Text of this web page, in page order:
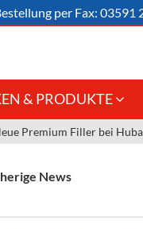
per Fax: 03591
Gastronomie
Großhandel
& PRODUKTE
Schaumwein
Premium Filler bei
News